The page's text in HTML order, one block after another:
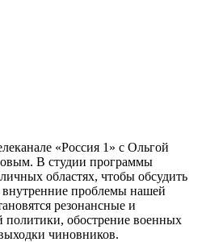
«Россия 1» с Ольгой
В студии программы
областях, чтобы обсудить
проблемы нашей
резонансные и
политики, обострение военных
чиновников.